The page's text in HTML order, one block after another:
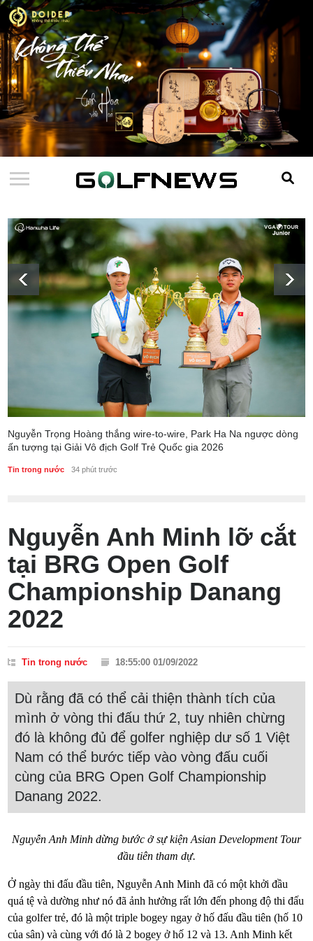
Nguyễn Trọng Hoàng thắng wire-to-wire, Park Ha Na ngược dòng
ấn tượng tại Giải Vô địch Golf Trẻ Quốc gia 2026
Tin trong nước 34 phút trước
Nguyễn Anh Minh lỡ cắt
tại BRG Open Golf
Championship Danang
2022
Tin trong nước 18:55:00 01/09/2022
Dù rằng đã có thể cải thiện thành tích của
mình ở vòng thi đấu thứ 2, tuy nhiên chừng
đó là không đủ để golfer nghiệp dư số 1 Việt
Nam có thể bước tiếp vào vòng đấu cuối
cùng của BRG Open Golf Championship
Danang 2022.
Nguyễn Anh Minh dừng bước ở sự kiện Asian Development Tour
đầu tiên tham dự.
Ở ngày thi đấu đầu tiên, Nguyễn Anh Minh đã có một khởi đầu
quá tệ và dường như nó đã ảnh hưởng rất lớn đến phong độ thi đấu
của golfer trẻ, đó là một triple bogey ngay ở hố đấu đầu tiên (hố 10
của sân) và cùng với đó là 2 bogey ở hố 12 và 13. Anh Minh kết